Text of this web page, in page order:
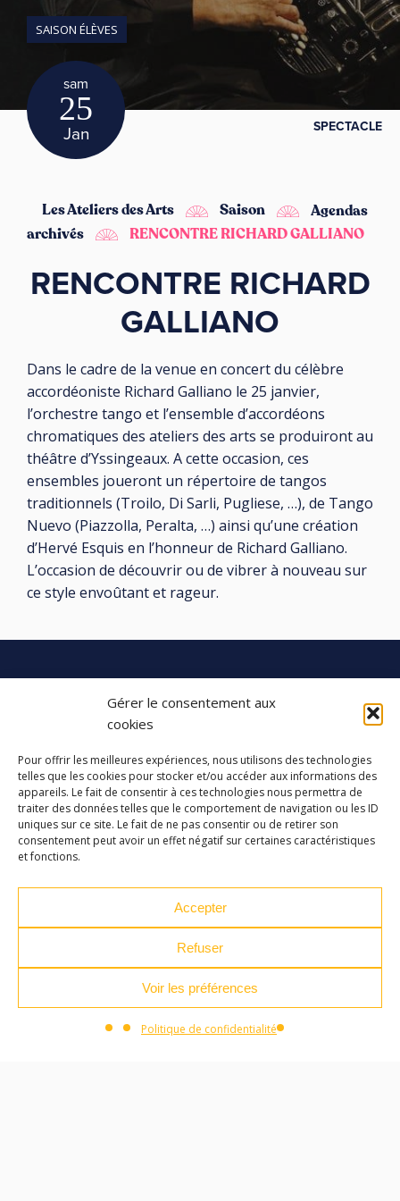
Gérer le consentement aux
cookies
Pour offrir les meilleures expériences, nous utilisons des technologies
telles que les cookies pour stocker et/ou accéder aux informations des
appareils. Le fait de consentir à ces technologies nous permettra de
traiter des données telles que le comportement de navigation ou les ID
uniques sur ce site. Le fait de ne pas consentir ou de retirer son
consentement peut avoir un effet négatif sur certaines caractéristiques
et fonctions.
Accepter
Refuser
Voir les préférences
Politique de confidentialité
sam
25
Jan
SAISON ÉLÈVES
SPECTACLE
Les Ateliers des Arts Saison
Agendas
archivés
RENCONTRE RICHARD GALLIANO
RENCONTRE RICHARD
GALLIANO
Dans le cadre de la venue en concert du célèbre
accordéoniste Richard Galliano le 25 janvier,
l’orchestre tango et l’ensemble d’accordéons
chromatiques des ateliers des arts se produiront au
théâtre d’Yssingeaux. A cette occasion, ces
ensembles joueront un répertoire de tangos
traditionnels (Troilo, Di Sarli, Pugliese, …), de Tango
Nuevo (Piazzolla, Peralta, …) ainsi qu’une création
d’Hervé Esquis en l’honneur de Richard Galliano.
L’occasion de découvrir ou de vibrer à nouveau sur
ce style envoûtant et rageur.
LES ATELIERS DES ARTS
32 Rue 86E Régiment d'Infanterie
43000 Le Puy-en-Velay
04 71 04 37 35
ateliersdesarts@lepuyenvelay.fr
Facebook
Instagram
Youtube
S'inscrire à la newsletter